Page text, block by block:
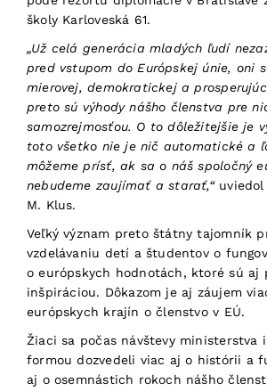
školy Karloveská 61.
„Už celá generácia mladých ľudí
pred vstupom do Európskej únie, oni
mierovej, demokratickej a
preto sú výhody nášho členstva pre
samozrejmosťou. O to dôležitejšie je
toto všetko nie je nič automatické a
môžeme prísť, ak sa o náš spoločný
nebudeme zaujímať a starať,“uviedol
M. Klus.
Veľký význam preto štátny tajomník
vzdelávaniu detí a študentov o
o európskych hodnotách, ktoré sú aj
inšpiráciou. Dôkazom je aj záujem
európskych krajín o členstvo v EÚ.
Žiaci sa počas návštevy ministerstva
formou dozvedeli viac aj o histórii a
aj o osemnástich rokoch nášho